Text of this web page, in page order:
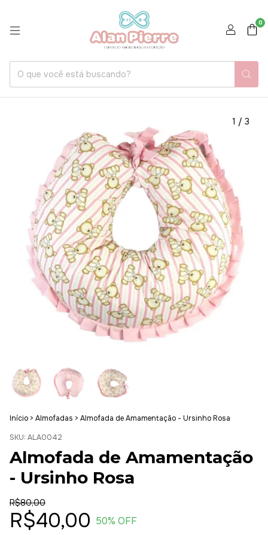
0
1 / 3
Início > Almofadas > Almofada de Amamentação - Ursinho Rosa
SKU: ALA0042
Almofada de Amamentação
- Ursinho Rosa
R$80,00
R$40,00 50% OFF